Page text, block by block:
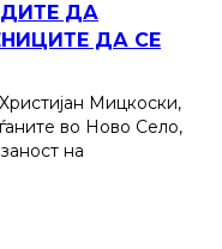
ДА
ДА СЕ
Мицкоски,
во Ново Село,
на